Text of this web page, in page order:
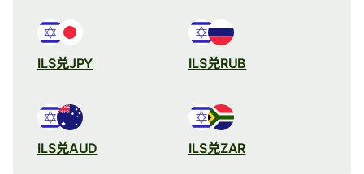
ILS兑JPY ILS兑RUB
ILS兑AUD ILS兑ZAR